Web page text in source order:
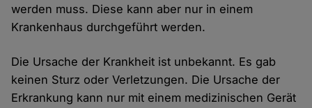
werden muss. Diese kann aber nur in einem
Krankenhaus durchgeführt werden.
Die Ursache der Krankheit ist unbekannt. Es gab
keinen Sturz oder Verletzungen. Die Ursache der
Erkrankung kann nur mit einem medizinischen Gerät